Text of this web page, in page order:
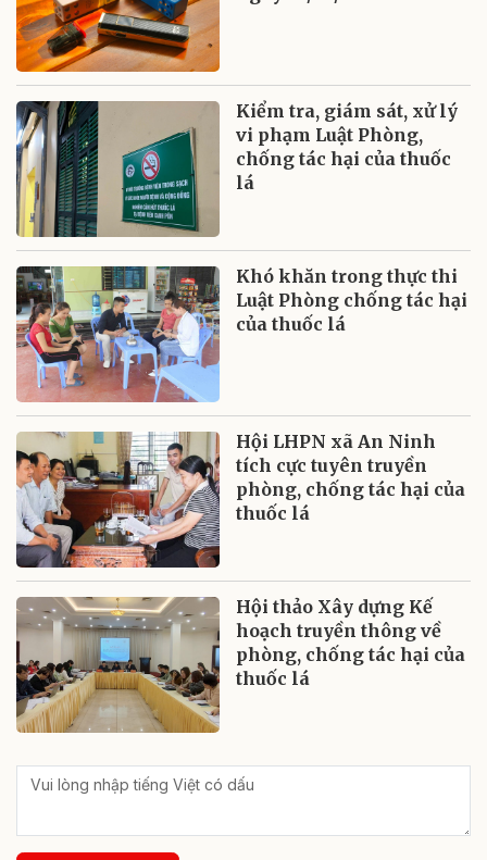
Kiểm tra, giám sát, xử lý
vi phạm Luật Phòng,
chống tác hại của thuốc
lá
Khó khăn trong thực thi
Luật Phòng chống tác hại
của thuốc lá
Hội LHPN xã An Ninh
tích cực tuyên truyền
phòng, chống tác hại của
thuốc lá
Hội thảo Xây dựng Kế
hoạch truyền thông về
phòng, chống tác hại của
thuốc lá